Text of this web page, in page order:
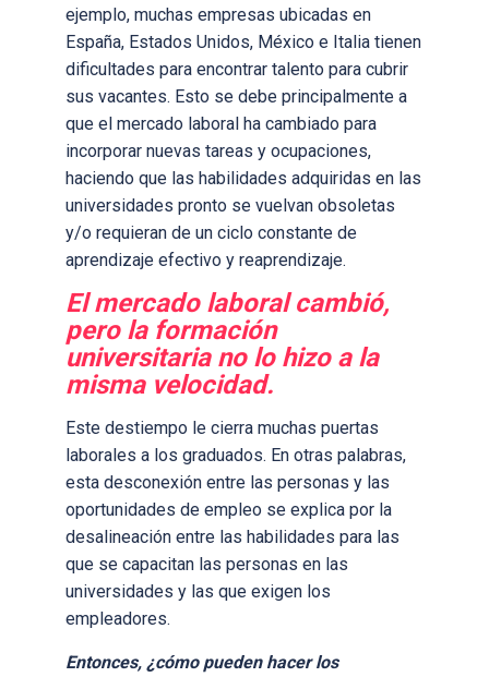
ejemplo, muchas empresas ubicadas en
España, Estados Unidos, México e Italia tienen
dificultades para encontrar talento para cubrir
sus vacantes. Esto se debe principalmente a
que el mercado laboral ha cambiado para
incorporar nuevas tareas y ocupaciones,
haciendo que las habilidades adquiridas en las
universidades pronto se vuelvan obsoletas
y/o requieran de un ciclo constante de
aprendizaje efectivo y reaprendizaje.
El mercado laboral cambió,
pero la formación
universitaria no lo hizo a la
misma velocidad.
Este destiempo le cierra muchas puertas
laborales a los graduados. En otras palabras,
esta desconexión entre las personas y las
oportunidades de empleo se explica por la
desalineación entre las habilidades para las
que se capacitan las personas en las
universidades y las que exigen los
empleadores.
Entonces, ¿cómo pueden hacer los